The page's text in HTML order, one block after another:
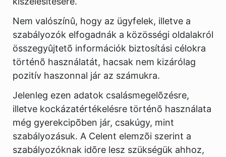
Nem valószínû, hogy az ügyfelek, illetve a
szabályozók elfogadnák a közösségi oldalakról
összegyûjtetõ információk biztosítási célokra
történõ használatát, hacsak nem kizárólag
pozitív haszonnal jár az számukra.
Jelenleg ezen adatok csalásmegelõzésre,
illetve kockázatértékelésre történõ használata
még gyerekcipõben jár, csakúgy, mint
szabályozásuk. A Celent elemzõi szerint a
szabályozóknak idõre lesz szükségük ahhoz,